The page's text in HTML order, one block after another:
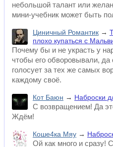
небольшой талант или
мини-учебник может быть
Циничный Романтик →
плохо купаться с
Почему бы и не украсть у
чтобы его обворовывали,
голосует за тех же самых
каждому своё.
Кот Баюн → Наброски
С возвращением! Да
Ждём!
Коше4ка Мяу →
Ой как много и сразу!